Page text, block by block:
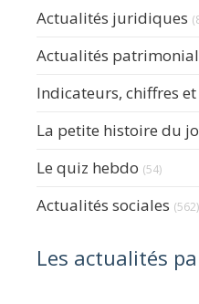
Actualités juridiques
Actualités
Indicateurs, chiffres
La petite histoire du
Le quiz hebdo (54)
Actualités sociales (562)
Les actualités